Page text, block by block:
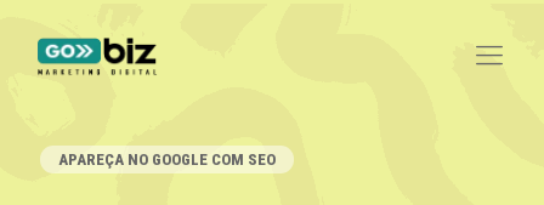
APAREÇA NO GOOGLE COM SEO